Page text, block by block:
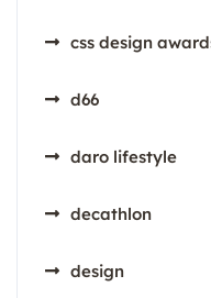
css design
d66
daro lifestyle
decathlon
design